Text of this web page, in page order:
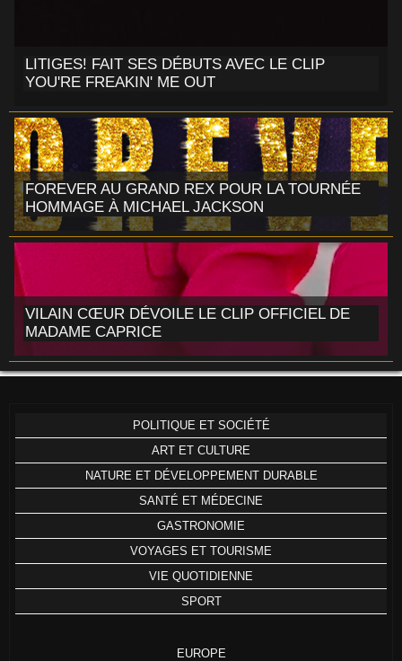
LITIGES! FAIT SES DÉBUTS AVEC LE CLIP
YOU'RE FREAKIN' ME OUT
FOREVER AU GRAND REX POUR LA TOURNÉE
HOMMAGE À MICHAEL JACKSON
VILAIN CŒUR DÉVOILE LE CLIP OFFICIEL DE
MADAME CAPRICE
POLITIQUE ET SOCIÉTÉ
ART ET CULTURE
NATURE ET DÉVELOPPEMENT DURABLE
SANTÉ ET MÉDECINE
GASTRONOMIE
VOYAGES ET TOURISME
VIE QUOTIDIENNE
SPORT
EUROPE